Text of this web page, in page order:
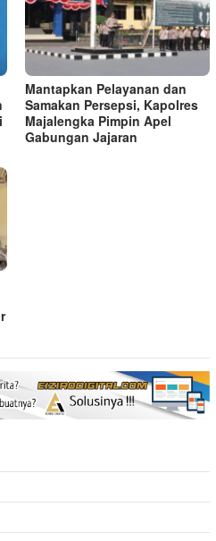
Mantapkan Pelayanan dan
Samakan Persepsi, Kapolres
Majalengka Pimpin Apel
Gabungan Jajaran